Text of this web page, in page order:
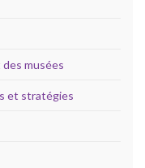
musées
et stratégies